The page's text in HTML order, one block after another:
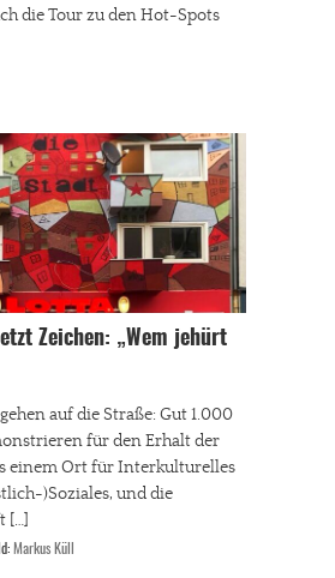
die Tour zu den Hot-Spots
Zeichen: „Wem jehürt
auf die Straße: Gut 1.000
für den Erhalt der
einem Ort für Interkulturelles
)Soziales, und die
[…]
Markus Küll